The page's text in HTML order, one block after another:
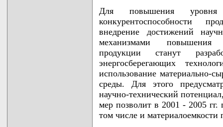
Для повышения уровня
конкурентоспособности
внедрение достижений
механизмами повышения
продукции станут
энергосберегающих
использование материально-
среды. Для этого
научно-технический
мер позволит в 2001 - 2005
том числе и